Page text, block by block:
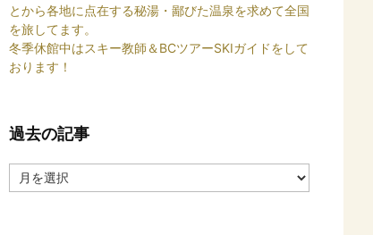
とから各地に点在する秘湯・鄙びた温泉を求めて全国
を旅してます。
冬季休館中はスキー教師＆BCツアーSKIガイドをして
おります！
過去の記事
去